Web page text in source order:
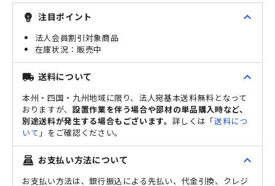
emoji_objects 注目ポイント expand_less
法人会員割引対象商品
販売中
local_shipping 送料について expand_less
本州・四国・九州地域に限り、法人宛基本送料無料となって
おりますが、 設置作業を伴う場合や部材の単品購入時など、
別途送料が発生する場合もございます。 詳しくは「送料につ
いて 」をご確認ください。
point_of_sale お支払い方法について expand_less
お支払い方法は、銀行振込による先払い、代金引換、クレジ